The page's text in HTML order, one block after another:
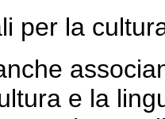
per la
e la